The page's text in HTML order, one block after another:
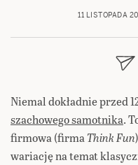
11 LISTOPADA
Niemal dokładnie przed
szachowego samotnika.
firmowa (firmaThink Fun
wariację na temat